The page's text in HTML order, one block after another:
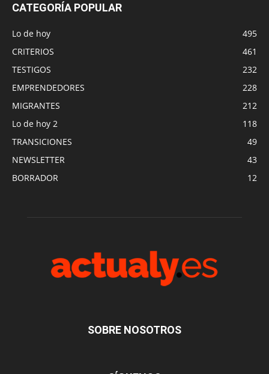
CATEGORÍA POPULAR
Lo de hoy
495
CRITERIOS
461
TESTIGOS
232
EMPRENDEDORES
228
MIGRANTES
212
Lo de hoy 2
118
TRANSICIONES
49
NEWSLETTER
43
BORRADOR
12
SOBRE NOSOTROS